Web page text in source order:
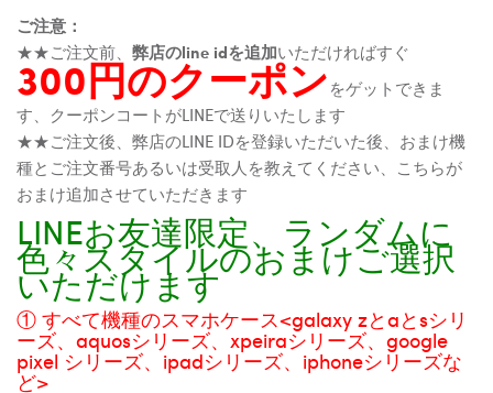
ご注意：
★★ご注文前、 弊店のline idを追加いただければすぐ
300円のクーポンをゲットできま
す、クーポンコートがLINEで送りいたします
★★ご注文後、弊店のLINE IDを登録いただいた後、おまけ機
種とご注文番号あるいは受取人を教えてください、こちらが
おまけ追加させていただきます
LINEお友達限定、ランダムに
色々スタイルのおまけご選択
いただけます
① すべて機種のスマホケース<galaxy zとaとsシリ
ーズ、aquosシリーズ、xpeiraシリーズ、google
pixel シリーズ、ipadシリーズ、iphoneシリーズな
ど>